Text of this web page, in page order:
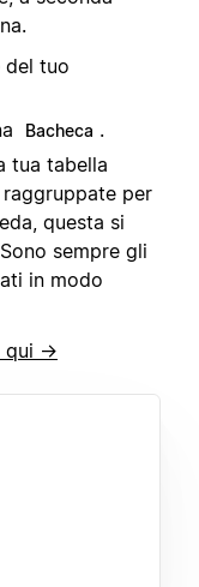
del tuo
Bacheca .
tua tabella
per
questa si
sempre gli
in modo
qui →